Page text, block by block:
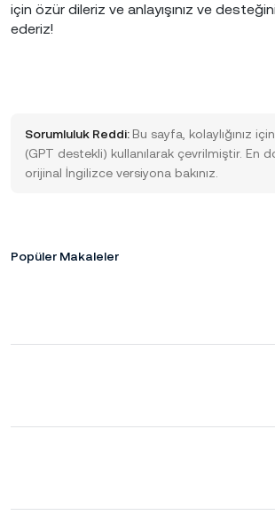
için özür dileriz ve anlayışınız ve
ederiz!
Sorumluluk Reddi: Bu sayfa, kolaylığınız
(GPT destekli) kullanılarak çevrilmiştir. En
orijinal İngilizce versiyona bakınız.
Popüler Makaleler